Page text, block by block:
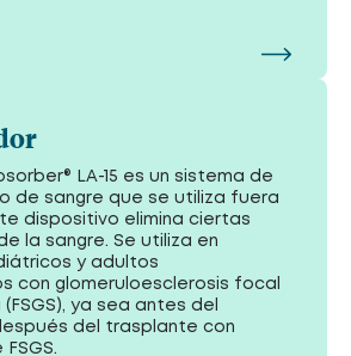
LA-15 es un sistema de
de sangre que se utiliza fuera
dispositivo elimina ciertas
la sangre. Se utiliza en
y adultos
con glomeruloesclerosis focal
ya sea antes del
del trasplante con